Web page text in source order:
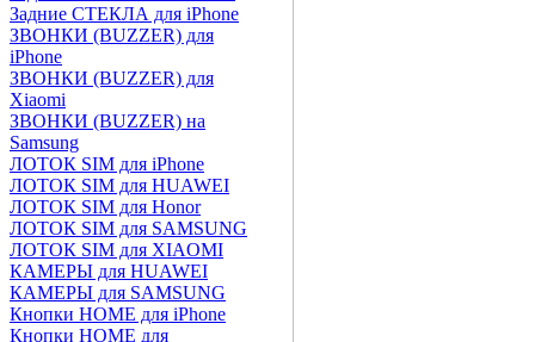
Задние СТЕКЛА для iPhone
ЗВОНКИ (BUZZER) для
iPhone
ЗВОНКИ (BUZZER) для
Xiaomi
ЗВОНКИ (BUZZER) на
Samsung
ЛОТОК SIM для iPhone
ЛОТОК SIM для HUAWEI
ЛОТОК SIM для Honor
ЛОТОК SIM для SAMSUNG
ЛОТОК SIM для XIAOMI
КАМЕРЫ для HUAWEI
КАМЕРЫ для SAMSUNG
Кнопки HOME для iPhone
Кнопки HOME для